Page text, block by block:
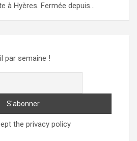
à Hyères. Fermée depuis…
par semaine !
the privacy policy